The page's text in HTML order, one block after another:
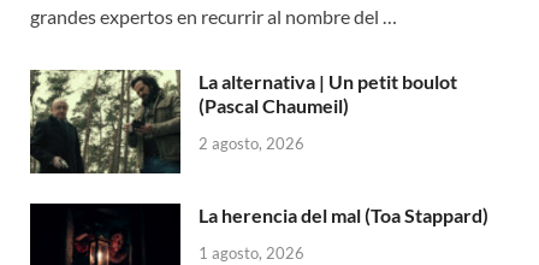
grandes expertos en recurrir al nombre del …
La alternativa | Un petit boulot
(Pascal Chaumeil)
2 agosto, 2026
La herencia del mal (Toa Stappard)
1 agosto, 2026